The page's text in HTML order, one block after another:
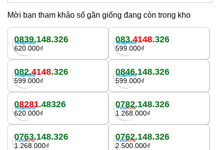
Mời bạn tham khảo số gần giống đang còn trong kho
0839.148.326
620.000₫
083.4148.326
599.000₫
082.4148.326
599.000₫
0846.148.326
599.000₫
08281.48326
620.000₫
0782.148.326
1.268.000₫
0763.148.326
1.268.000₫
0762.148.326
2.500.000₫